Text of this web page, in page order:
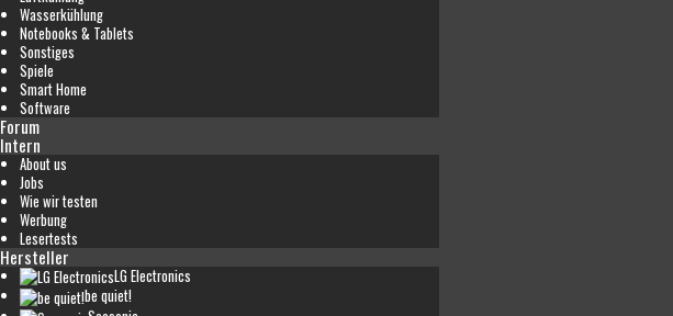
Wasserkühlung
Notebooks & Tablets
Sonstiges
Spiele
Smart Home
Software
Forum
Intern
About us
Jobs
Wie wir testen
Werbung
Lesertests
Hersteller
LG Electronics
be quiet!